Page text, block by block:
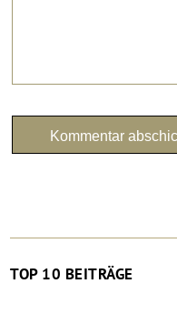
TOP 10 BEITRÄGE